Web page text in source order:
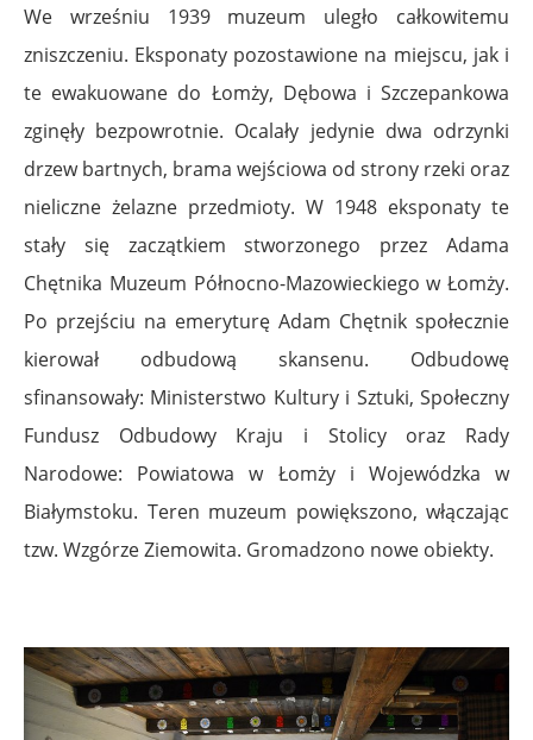
We wrześniu 1939 muzeum uległo całkowitemu
zniszczeniu. Eksponaty pozostawione na miejscu, jak i
te ewakuowane do Łomży, Dębowa i Szczepankowa
zginęły bezpowrotnie. Ocalały jedynie dwa odrzynki
drzew bartnych, brama wejściowa od strony rzeki oraz
nieliczne żelazne przedmioty. W 1948 eksponaty te
stały się zaczątkiem stworzonego przez Adama
Chętnika Muzeum Północno-Mazowieckiego w Łomży.
Po przejściu na emeryturę Adam Chętnik społecznie
kierował odbudową skansenu. Odbudowę
sfinansowały: Ministerstwo Kultury i Sztuki, Społeczny
Fundusz Odbudowy Kraju i Stolicy oraz Rady
Narodowe: Powiatowa w Łomży i Wojewódzka w
Białymstoku. Teren muzeum powiększono, włączając
tzw. Wzgórze Ziemowita. Gromadzono nowe obiekty.